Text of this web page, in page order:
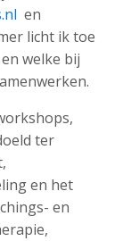
en
licht ik toe
welke bij
ter
en het
en